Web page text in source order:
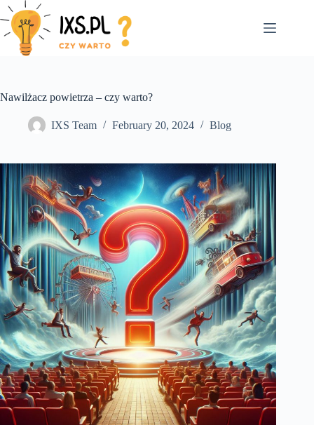
Skip
to
content
Nawilżacz powietrza – czy warto?
IXS Team February 20, 2024 Blog